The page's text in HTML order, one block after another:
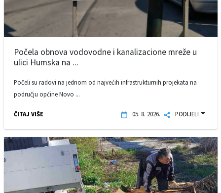
Počela obnova vodovodne i kanalizacione mreže u
ulici Humska na ...
Počeli su radovi na jednom od najvećih infrastrukturnih projekata na
području općine Novo ...
ČITAJ VIŠE 05. 8. 2026. PODIJELI